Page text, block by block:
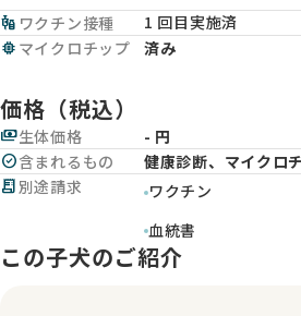
vaccines ワクチン接種
1 回目実施済
memory マイクロチップ 済み
価格（税込）
payments生体価格
- 円
check_circle含まれるもの
健康診断、マイクロ
receipt_long 別途請求
ワクチン
血統書
この子犬のご紹介